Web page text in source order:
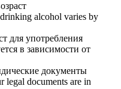
alcohol varies by
для употребления
в зависимости от
документы
legal documents are in